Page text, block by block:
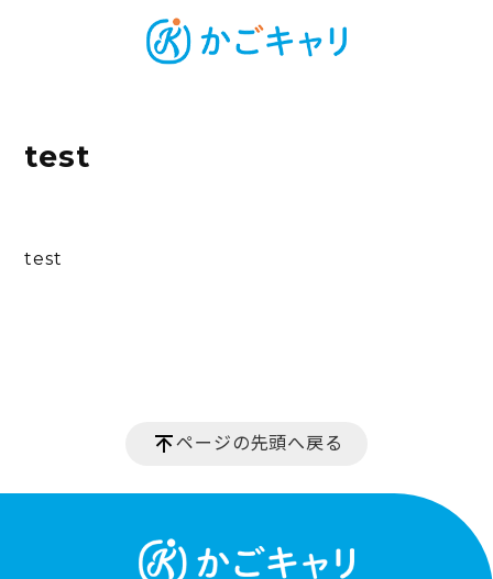
test
test
ページの先頭へ戻る